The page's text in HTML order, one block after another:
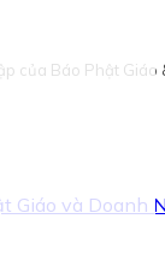
của Báo Phật Giáo
Giáo và Doanh